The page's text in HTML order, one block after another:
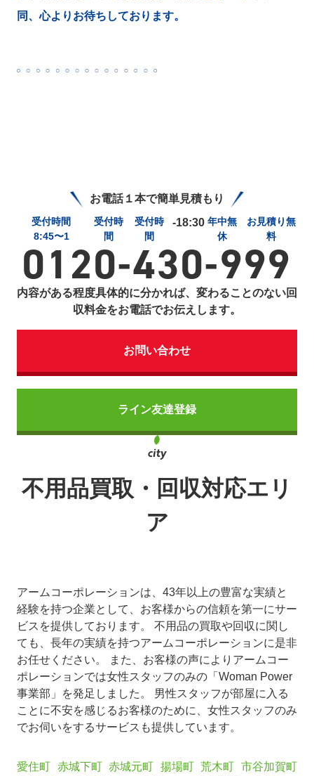
同、心よりお待ちしております。
お電話１本で簡単見積もり
受付時間
8:45〜1
受付時
間
受付時
間
-18:30 年中無
休
お見積り無
料
0120-430-999
内容がある程度具体的に分かれば、変わることのない回
収料金をお電話でお伝えします。
お問い合わせ
ライン友達登録
不用品買取・回収対応エリ
ア
アームコーポレーションは、43年以上の豊富な実績と
経験を持つ企業として、お客様からの信頼を第一にサー
ビスを提供しております。 不用品の買取や回収に関し
ても、長年の実績を持つアームコーポレーションに是非
お任せください。 また、お客様の声によりアームコー
ポレーションでは女性スタッフのみの「Woman Power
事業部」を発足しました。 男性スタッフが部屋に入る
ことに不安を感じるお客様のために、女性スタッフのみ
でお伺いをするサービスも提供しています。
愛住町 赤城下町 赤城元町 揚場町 荒木町 市谷加賀町